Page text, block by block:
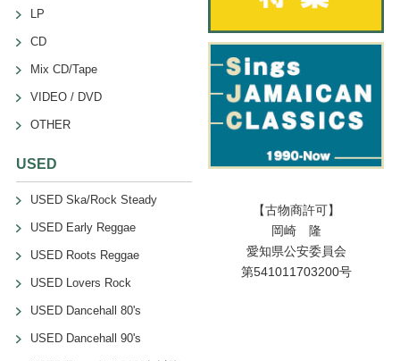
LP
CD
Mix CD/Tape
VIDEO / DVD
OTHER
USED
USED Ska/Rock Steady
USED Early Reggae
USED Roots Reggae
USED Lovers Rock
USED Dancehall 80's
USED Dancehall 90's
【古物商許可】
岡崎 隆
愛知県公安委員会
第541011703200号